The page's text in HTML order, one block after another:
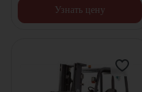
Узнать цену